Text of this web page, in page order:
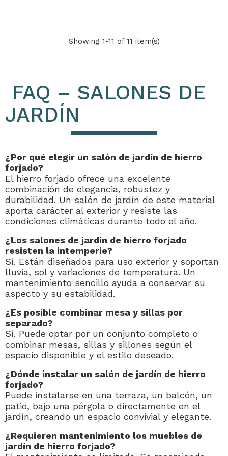
Showing 1-11 of 11 item(s)
FAQ – SALONES DE
JARDÍN
¿Por qué elegir un salón de jardín de hierro
forjado?
El hierro forjado ofrece una excelente
combinación de elegancia, robustez y
durabilidad. Un salón de jardín de este material
aporta carácter al exterior y resiste las
condiciones climáticas durante todo el año.
¿Los salones de jardín de hierro forjado
resisten la intemperie?
Sí. Están diseñados para uso exterior y soportan
lluvia, sol y variaciones de temperatura. Un
mantenimiento sencillo ayuda a conservar su
aspecto y su estabilidad.
¿Es posible combinar mesa y sillas por
separado?
Sí. Puede optar por un conjunto completo o
combinar mesas, sillas y sillones según el
espacio disponible y el estilo deseado.
¿Dónde instalar un salón de jardín de hierro
forjado?
Puede instalarse en una terraza, un balcón, un
patio, bajo una pérgola o directamente en el
jardín, creando un espacio convivial y elegante.
¿Requieren mantenimiento los muebles de
jardín de hierro forjado?